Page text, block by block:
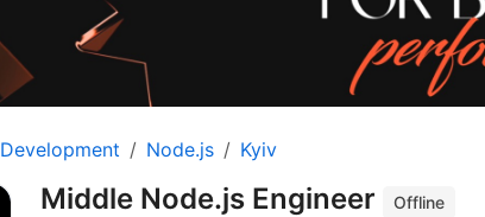
Development Node.js Kyiv
Middle Node.js Engineer
Offline